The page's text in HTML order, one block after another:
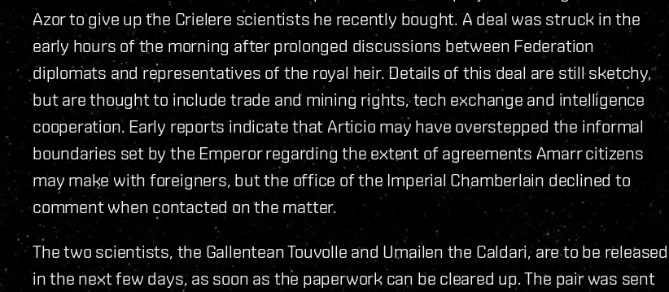
Azor to give up the Crielere scientists he recently bought. A deal was struck in the
early hours of the morning after prolonged discussions between Federation
diplomats and representatives of the royal heir. Details of this deal are still sketchy,
but are thought to include trade and mining rights, tech exchange and intelligence
cooperation. Early reports indicate that Articio may have overstepped the informal
boundaries set by the Emperor regarding the extent of agreements Amarr citizens
may make with foreigners, but the office of the Imperial Chamberlain declined to
comment when contacted on the matter.
The two scientists, the Gallentean Touvolle and Umailen the Caldari, are to be released
in the next few days, as soon as the paperwork can be cleared up. The pair was sent